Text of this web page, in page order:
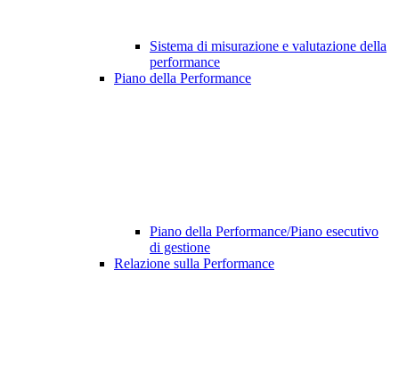
Sistema di misurazione e valutazione della
performance
Piano della Performance
Piano della Performance/Piano esecutivo
di gestione
Relazione sulla Performance